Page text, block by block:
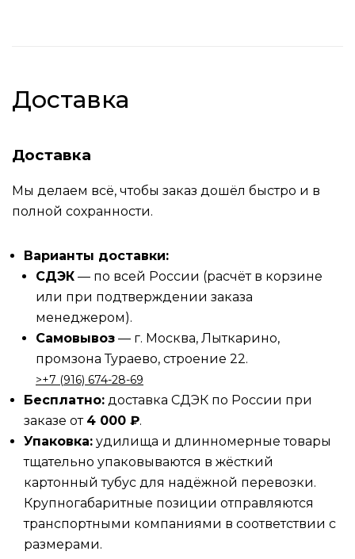
Доставка
Доставка
Мы делаем всё, чтобы заказ дошёл быстро и в
полной сохранности.
Варианты доставки:
СДЭК — по всей России (расчёт в корзине
или при подтверждении заказа
менеджером).
Самовывоз — г. Москва, Лыткарино,
промзона Тураево, строение 22.
>‪‪+7 (916) 674-28-69
Бесплатно: доставка СДЭК по России при
заказе от 4 000 ₽.
Упаковка: удилища и длинномерные товары
тщательно упаковываются в жёсткий
картонный тубус для надёжной перевозки.
Крупногабаритные позиции отправляются
транспортными компаниями в соответствии с
размерами.